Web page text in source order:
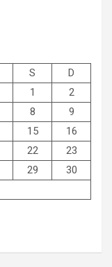
S
D
1
2
8
9
15
16
22
23
29
30